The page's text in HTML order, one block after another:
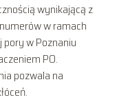
wynikającą z
w ramach
pory w Poznaniu
PO.
pozwala na